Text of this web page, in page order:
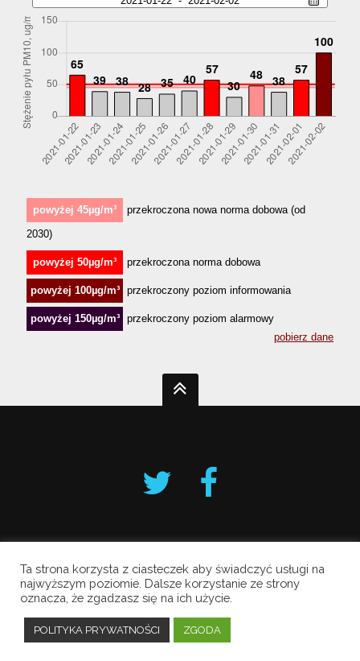
Krakowski Alarm Smogowy
Copyright © 2019 All Rights Reserved.
Polityka prywatności
Ta strona korzysta z ciasteczek aby świadczyć usługi na
najwyższym poziomie. Dalsze korzystanie ze strony
oznacza, że zgadzasz się na ich użycie.
POLITYKA PRYWATNOŚCI ZGODA